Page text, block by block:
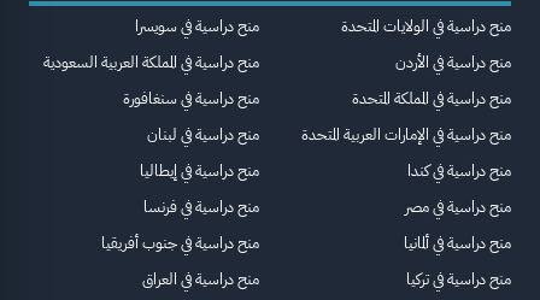
منح دراسية في الولايات المتحدة
منح دراسية في الأردن
منح دراسية في المملكة المتحدة
منح دراسية في الإمارات العربية المتحدة
منح دراسية في كندا
منح دراسية في مصر
منح دراسية في ألمانيا
منح دراسية في تركيا
منح دراسية في سويسرا
منح دراسية في المملكة العربية السعودية
منح دراسية في سنغافورة
منح دراسية في لبنان
منح دراسية في إيطاليا
منح دراسية في فرنسا
منح دراسية في جنوب أفريقيا
منح دراسية في العراق